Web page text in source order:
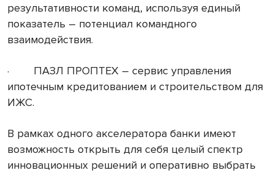
результативности команд, используя единый
показатель – потенциал командного
взаимодействия.
· ПАЗЛ ПРОПТЕХ – сервис управления
ипотечным кредитованием и строительством для
ИЖС.
В рамках одного акселератора банки имеют
возможность открыть для себя целый спектр
инновационных решений и оперативно выбрать